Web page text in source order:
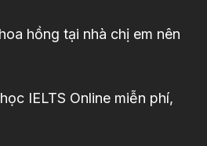
hồng tại nhà chị em nên
IELTS Online miễn phí,